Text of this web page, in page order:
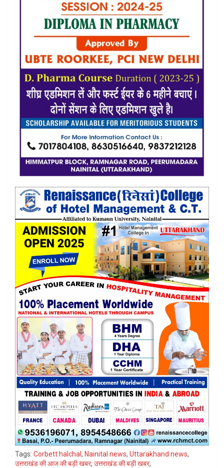
Tags: Corbett halchal, Nainital news, Uttarakhand news,
उत्तराखंड की आज की बड़ी खबर, उत्तराखंड की बड़ी खबर,